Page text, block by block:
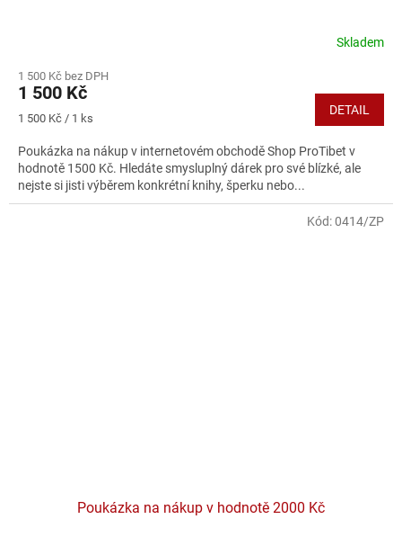
Skladem
1 500 Kč bez DPH
1 500 Kč
Měrná
1 500 Kč / 1 ks
DETAIL
Poukázka na nákup v internetovém obchodě Shop ProTibet v
hodnotě 1500 Kč. Hledáte smysluplný dárek pro své blízké, ale
nejste si jisti výběrem konkrétní knihy, šperku nebo...
Poukázka na nákup v hodnotě 2000 Kč
Kód:0414/ZP